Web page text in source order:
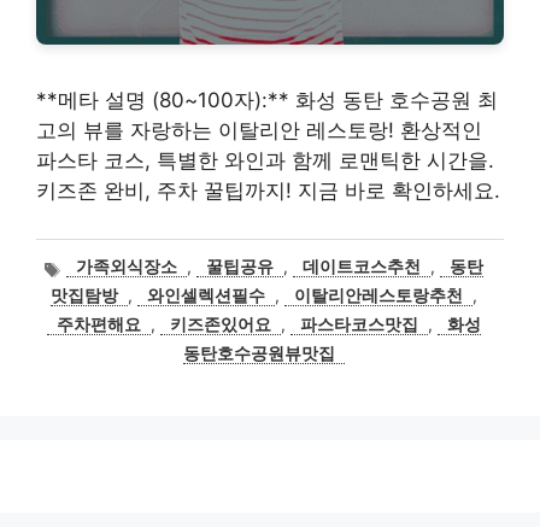
**메타 설명 (80~100자):** 화성 동탄 호수공원 최
고의 뷰를 자랑하는 이탈리안 레스토랑! 환상적인
파스타 코스, 특별한 와인과 함께 로맨틱한 시간을.
키즈존 완비, 주차 꿀팁까지! 지금 바로 확인하세요.
태
그
가족외식장소 , 꿀팁공유 , 데이트코스추천 ,
동탄
맛집탐방 , 와인셀렉션필수 , 이탈리안레스토랑추천
,
주차편해요
, 키즈존있어요 , 파스타코스맛집 ,
화성
동탄호수공원뷰맛집